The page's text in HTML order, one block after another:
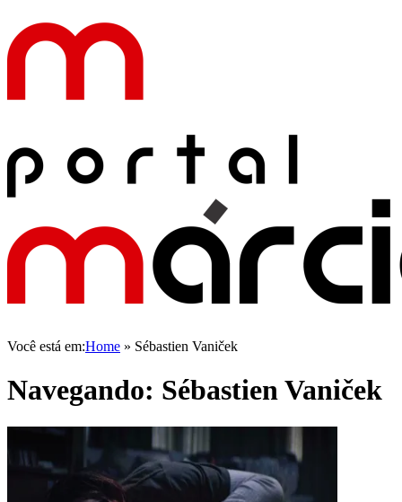
Você está em:Home » Sébastien Vaniček
Navegando: Sébastien Vaniček